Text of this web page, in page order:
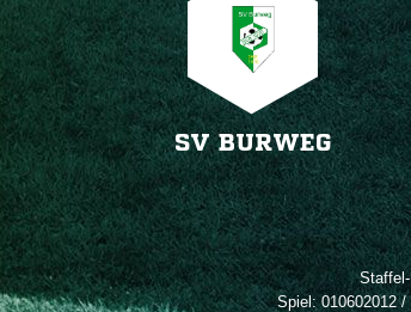
SV BURWEG
Spiel:010602012 /